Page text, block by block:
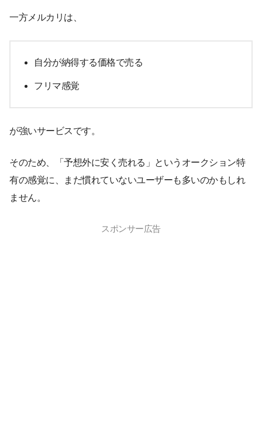
一方メルカリは、
自分が納得する価格で売る
フリマ感覚
が強いサービスです。
そのため、「予想外に安く売れる」というオークション特
有の感覚に、まだ慣れていないユーザーも多いのかもしれ
ません。
スポンサー広告